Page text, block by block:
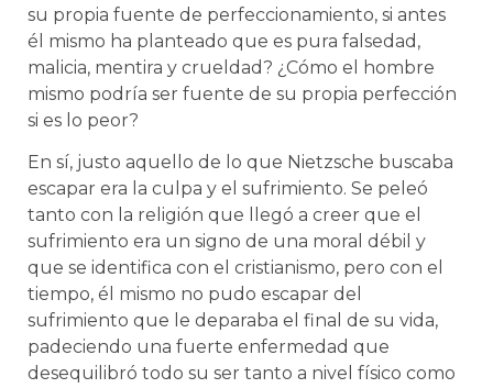
su propia fuente de perfeccionamiento, si antes
él mismo ha planteado que es pura falsedad,
malicia, mentira y crueldad? ¿Cómo el hombre
mismo podría ser fuente de su propia perfección
si es lo peor?
En sí, justo aquello de lo que Nietzsche buscaba
escapar era la culpa y el sufrimiento. Se peleó
tanto con la religión que llegó a creer que el
sufrimiento era un signo de una moral débil y
que se identifica con el cristianismo, pero con el
tiempo, él mismo no pudo escapar del
sufrimiento que le deparaba el final de su vida,
padeciendo una fuerte enfermedad que
desequilibró todo su ser tanto a nivel físico como